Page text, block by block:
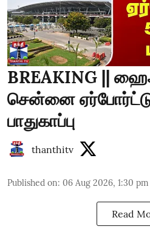
BREAKING ||
சென்னை
பாதுகாப்பு
thanthitv
Published on: 06 Aug 2026, 1:30 pm
Read